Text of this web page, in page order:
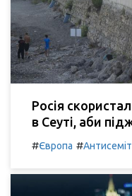
Росія
в Сеуті, аби
#Європа #